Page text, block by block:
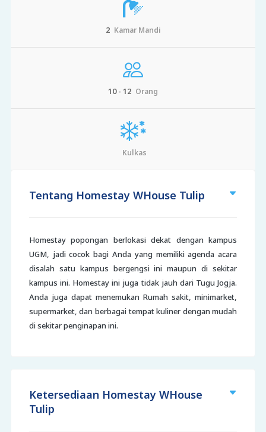
2 Kamar Mandi
10 - 12 Orang
Kulkas
Tentang Homestay WHouse Tulip
Homestay popongan berlokasi dekat dengan kampus
UGM, jadi cocok bagi Anda yang memiliki agenda acara
disalah satu kampus bergengsi ini maupun di sekitar
kampus ini. Homestay ini juga tidak jauh dari Tugu Jogja.
Anda juga dapat menemukan Rumah sakit, minimarket,
supermarket, dan berbagai tempat kuliner dengan mudah
di sekitar penginapan ini.
Ketersediaan Homestay WHouse
Tulip